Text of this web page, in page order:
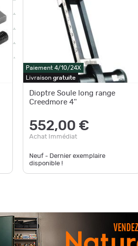
Paiement 4/10/24X
Livraison gratuite
Dioptre Soule long range
Creedmore 4''
552,00 €
Achat Immédiat
Neuf - Dernier exemplaire
disponible !